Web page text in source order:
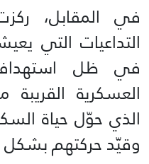
في المقابل،
التداعيات التي
في ظل
العسكرية
الذي حوّل حياة
وقيّد حركتهم بشكل